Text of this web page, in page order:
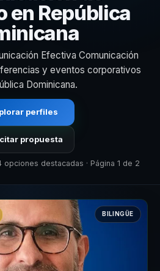
en República
Efectiva Comunicación
y eventos corporativos
Dominicana.
perfiles
propuesta
destacadas · Página 1 de 2
BILINGÜE